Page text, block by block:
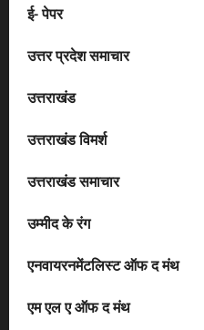
ई- पेपर
उत्तर प्रदेश समाचार
उत्तराखंड
उत्तराखंड विमर्श
उत्तराखंड समाचार
उम्मीद के रंग
एनवायरनमेंटलिस्ट ऑफ द मंथ
एम एल ए ऑफ द मंथ